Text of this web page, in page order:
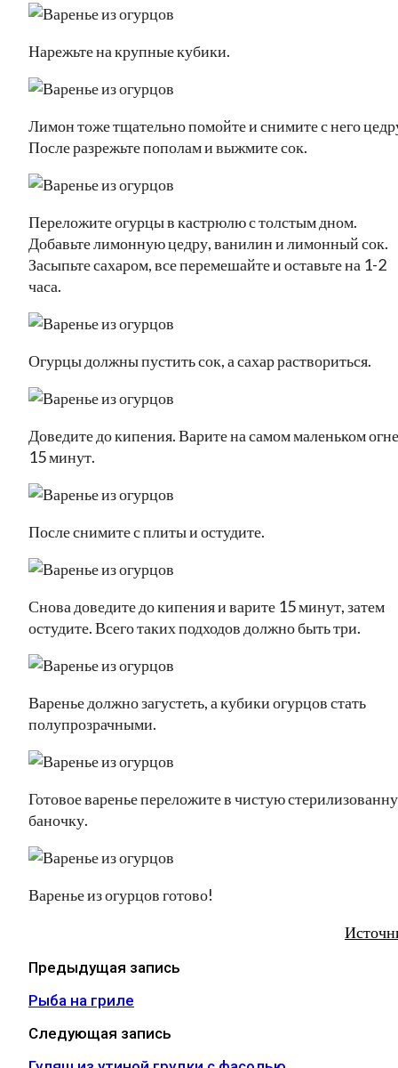
Нарежьте на крупные кубики.
Лимон тоже тщательно помойте и снимите с него
После разрежьте пополам и выжмите сок.
Переложите огурцы в кастрюлю с толстым дном.
Добавьте лимонную цедру, ванилин и лимонный сок.
Засыпьте сахаром, все перемешайте и оставьте на 1-2
часа.
Огурцы должны пустить сок, а сахар раствориться.
Доведите до кипения. Варите на самом маленьком огне
15 минут.
После снимите с плиты и остудите.
Снова доведите до кипения и варите 15 минут, затем
остудите. Всего таких подходов должно быть три.
Варенье должно загустеть, а кубики огурцов стать
полупрозрачными.
Готовое варенье переложите в чистую
баночку.
Варенье из огурцов готово!
Предыдущая запись
Рыба на гриле
Следующая запись